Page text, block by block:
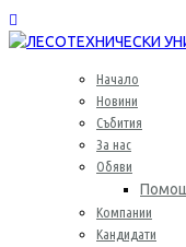
Начало
Новини
Събития
За нас
Обяви
Компании
Кандидати